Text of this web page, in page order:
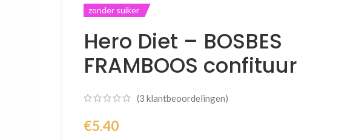
zonder suiker
Hero Diet – BOSBES
FRAMBOOS confituur
(3 klantbeoordelingen)
€5.40